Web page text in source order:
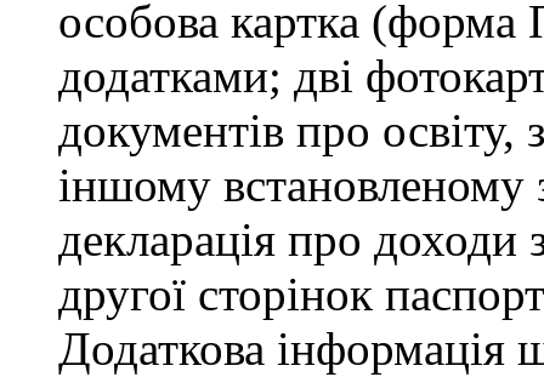
особова картка
додатками; дві
документів про освіту,
іншому встановленому
декларація про доходи
другої сторінок
Додаткова інформація